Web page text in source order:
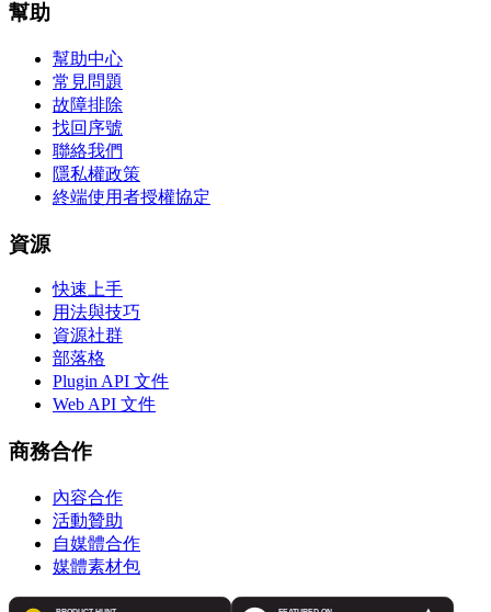
幫助
幫助中心
常見問題
故障排除
找回序號
聯絡我們
隱私權政策
終端使用者授權協定
資源
快速上手
用法與技巧
資源社群
部落格
Plugin API 文件
Web API 文件
商務合作
內容合作
活動贊助
自媒體合作
媒體素材包